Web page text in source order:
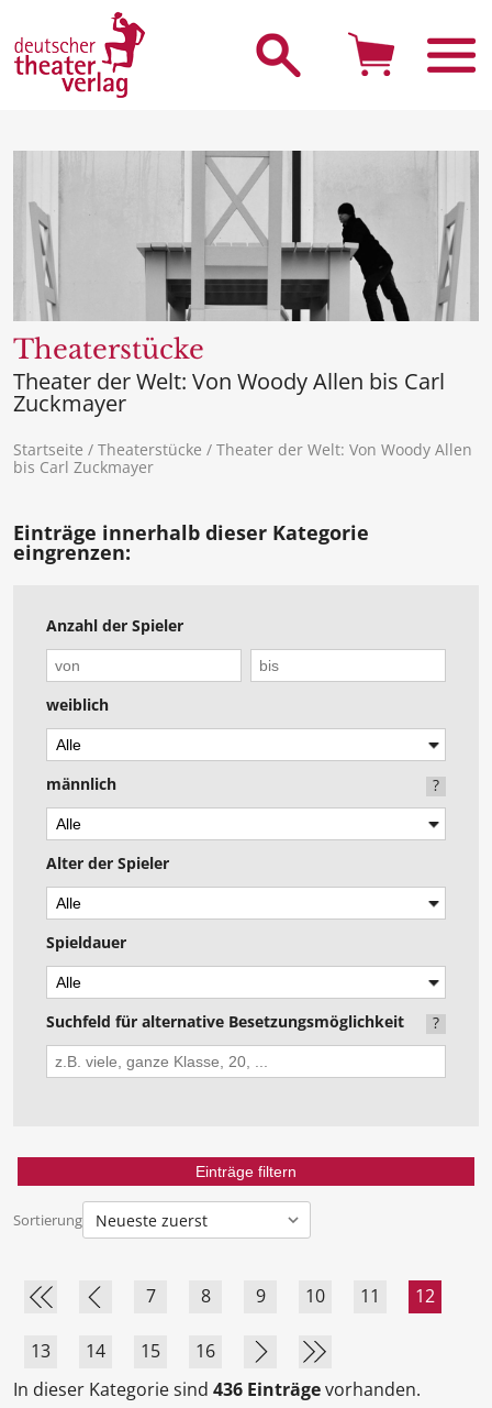
Theaterstücke
Theater der Welt: Von Woody Allen bis Carl
Zuckmayer
Startseite / Theaterstücke / Theater der Welt: Von Woody Allen
bis Carl Zuckmayer
Einträge innerhalb dieser Kategorie
eingrenzen:
Anzahl der Spieler
weiblich
?
männlich
Alter der Spieler
Spieldauer
?
Suchfeld für alternative Besetzungsmöglichkeit
Sortierung
7 8 9 10 11 12
13 14 15
16
In dieser Kategorie sind 436 Einträgevorhanden.